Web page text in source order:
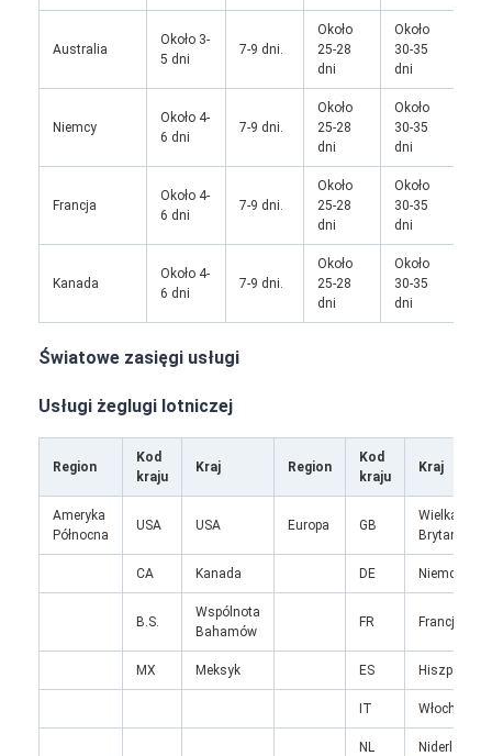
Australia
Około 3-
5 dni
7-9 dni.
Około
25-28
dni
Około
30-35
dni
Niemcy
Około 4-
6 dni
7-9 dni.
Około
25-28
dni
Około
30-35
dni
Francja
Około 4-
6 dni
7-9 dni.
Około
25-28
dni
Około
30-35
dni
Kanada
Około 4-
6 dni
7-9 dni.
Około
25-28
dni
Około
30-35
dni
Światowe zasięgi usługi
Usługi żeglugi lotniczej
Region
Kod
kraju
Kraj Region
Kod
kraju
Kraj
Ameryka
Północna
USA USA Europa GB
Wielka
Brytania
CA Kanada DE Niemcy
B.S.
Wspólnota
Bahamów
FR Francja
MX Meksyk ES Hiszpania
IT Włochy
NL Niderlandy